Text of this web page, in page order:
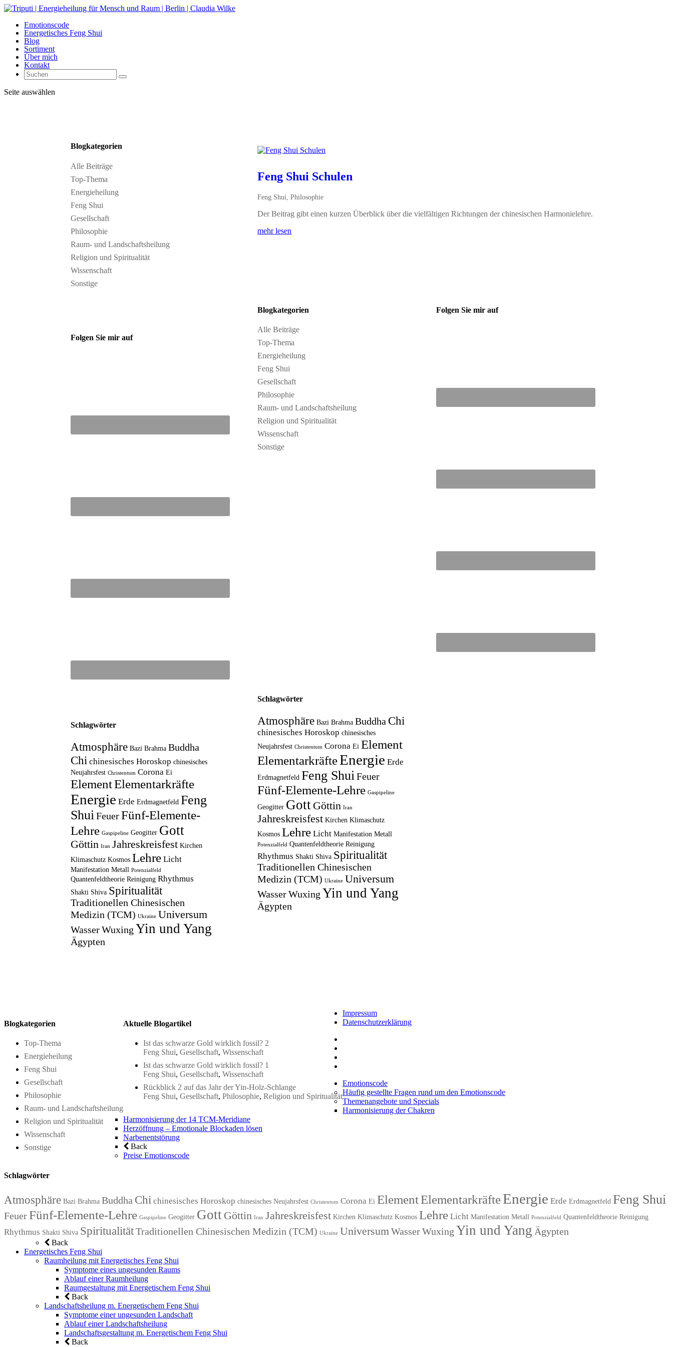
Emotionscode
Energetisches Feng Shui
Blog
Sortiment
Über mich
Kontakt
Seite auswählen
Blogkategorien
Alle Beiträge
Top-Thema
Energieheilung
Feng Shui
Gesellschaft
Philosophie
Raum- und Landschaftsheilung
Religion und Spiritualität
Wissenschaft
Sonstige
Folgen Sie mir auf
Schlagwörter
Atmosphäre Bazi Brahma Buddha
Chi chinesisches Horoskop chinesisches
Neujahrsfest Christentum Corona Ei
ElementElementarkräfte
Energie Erde Erdmagnetfeld Feng
Shui Feuer Fünf-Elemente-
Lehre Gaspipeline Geogitter Gott
Göttin Iran Jahreskreisfest Kirchen
Klimaschutz Kosmos Lehre Licht
Manifestation Metall Potenzialfeld
Quantenfeldtheorie Reinigung Rhythmus
Shakti Shiva Spiritualität
Traditionellen Chinesischen
Medizin (TCM) Ukraine Universum
Wasser Wuxing Yin und Yang
Ägypten
Feng Shui Schulen
Feng Shui,Philosophie
Der Beitrag gibt einen kurzen Überblick über die vielfältigen Richtungen der chinesischen Harmonielehre.
mehr lesen
Blogkategorien
Alle Beiträge
Top-Thema
Energieheilung
Feng Shui
Gesellschaft
Philosophie
Raum- und Landschaftsheilung
Religion und Spiritualität
Wissenschaft
Sonstige
Folgen Sie mir auf
Schlagwörter
Atmosphäre Bazi Brahma Buddha Chi
chinesisches Horoskop chinesisches
Neujahrsfest Christentum Corona Ei Element
ElementarkräfteEnergie Erde
Erdmagnetfeld Feng Shui Feuer
Fünf-Elemente-Lehre Gaspipeline
Geogitter Gott Göttin Iran
Jahreskreisfest Kirchen Klimaschutz
Kosmos Lehre Licht Manifestation Metall
Potenzialfeld Quantenfeldtheorie Reinigung
Rhythmus Shakti Shiva Spiritualität
Traditionellen Chinesischen
Medizin (TCM) Ukraine Universum
Wasser Wuxing Yin und Yang
Ägypten
Blogkategorien
Top-Thema
Energieheilung
Feng Shui
Gesellschaft
Philosophie
Raum- und Landschaftsheilung
Religion und Spiritualität
Wissenschaft
Sonstige
Aktuelle Blogartikel
Ist das schwarze Gold wirklich fossil? 2
Feng Shui, Gesellschaft, Wissenschaft
Ist das schwarze Gold wirklich fossil? 1
Feng Shui, Gesellschaft, Wissenschaft
Rückblick 2 auf das Jahr der Yin-Holz-Schlange
Feng Shui, Gesellschaft, Philosophie, Religion und Spiritualität
Schlagwörter
Atmosphäre Bazi Brahma Buddha Chi chinesisches Horoskop chinesisches Neujahrsfest Christentum Corona Ei ElementElementarkräfteEnergie Erde Erdmagnetfeld Feng Shui
FeuerFünf-Elemente-Lehre Gaspipeline Geogitter Gott Göttin Iran Jahreskreisfest Kirchen Klimaschutz Kosmos Lehre Licht Manifestation Metall Potenzialfeld Quantenfeldtheorie Reinigung
Rhythmus Shakti Shiva SpiritualitätTraditionellen Chinesischen Medizin (TCM) Ukraine UniversumWasserWuxing Yin und Yang Ägypten
Impressum
Datenschutzerklärung
Emotionscode
Häufig gestellte Fragen rund um den Emotionscode
Themenangebote und Specials
Harmonisierung der Chakren
Harmonisierung der 14 TCM-Meridiane
Herzöffnung – Emotionale Blockaden lösen
Narbenentstörung
Back
Preise Emotionscode
Back
Energetisches Feng Shui
Raumheilung mit Energetisches Feng Shui
Symptome eines ungesunden Raums
Ablauf einer Raumheilung
Raumgestaltung mit Energetischem Feng Shui
Back
Landschaftsheilung m. Energetischem Feng Shui
Symptome einer ungesunden Landschaft
Ablauf einer Landschaftsheilung
Landschaftsgestaltung m. Energetischem Feng Shui
Back